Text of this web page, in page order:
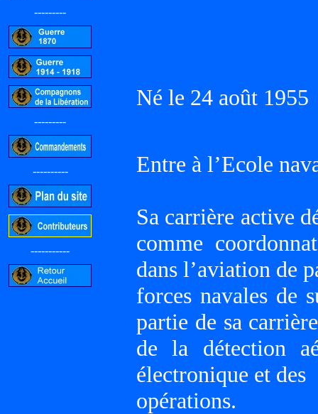
---------
---------
----------
-----------
Né le 24 août 1955
Entre à l’Ecole
Sa carrière active
comme
dans l’aviation de
forces navales de
partie de sa
de la détection
électronique et des
opérations.